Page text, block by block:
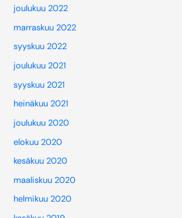
joulukuu 2022
marraskuu 2022
syyskuu 2022
joulukuu 2021
syyskuu 2021
heinäkuu 2021
joulukuu 2020
elokuu 2020
kesäkuu 2020
maaliskuu 2020
helmikuu 2020